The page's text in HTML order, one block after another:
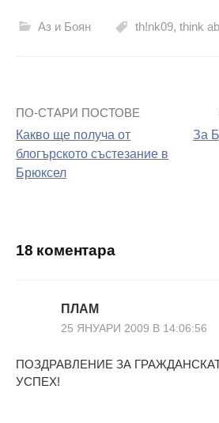
Аз и Боян th!nk09, think
Навигация
на
поста
ПО-СТАРИ ПОСТОВЕ
Какво ще получа от
блогърското състезание в
Брюксел
За
18 коментара
ПЛАМ
25 ЯНУАРИ 2009 В 14:06:56
ПОЗДРАВЛЕНИЕ ЗА
УСПЕХ!